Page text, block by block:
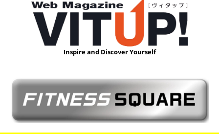
Inspire and Discover Yourself